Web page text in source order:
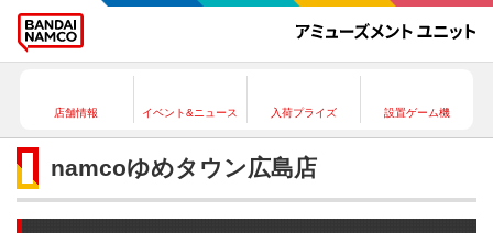
店舗情報 イベント&ニュース 入荷プライズ 設置ゲーム機
namcoゆめタウン広島店